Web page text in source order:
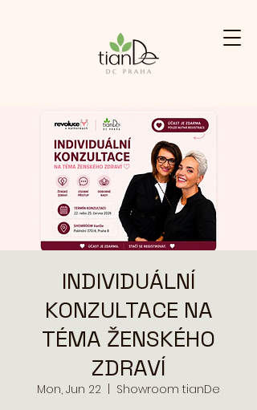
INDIVIDUÁLNÍ
KONZULTACE NA
TÉMA ŽENSKÉHO
ZDRAVÍ
Mon, Jun 22 Showroom tianDe